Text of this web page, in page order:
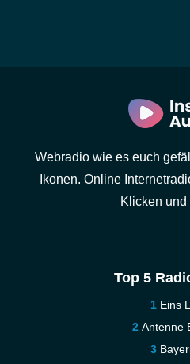
Webradio wie es euch
Ikonen. Online
Klicken und
Top 5
Eins
Antenne